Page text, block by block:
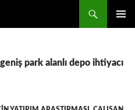
park alanlı depo ihtiyacı